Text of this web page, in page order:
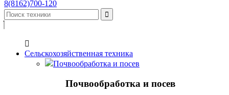
8(8162)700-120


Сельскохозяйственная техника
Почвообработка и посев
Почвообработка и посев